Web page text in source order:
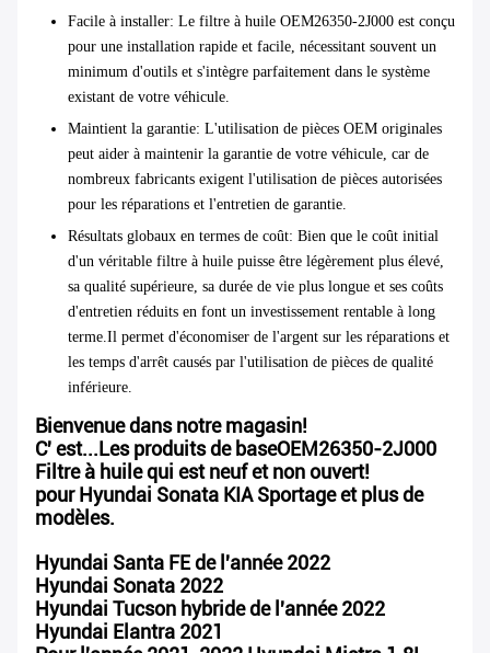
Facile à installer: Le filtre à huile OEM26350-2J000 est conçu
pour une installation rapide et facile, nécessitant souvent un
minimum d'outils et s'intègre parfaitement dans le système
existant de votre véhicule.
Maintient la garantie: L'utilisation de pièces OEM originales
peut aider à maintenir la garantie de votre véhicule, car de
nombreux fabricants exigent l'utilisation de pièces autorisées
pour les réparations et l'entretien de garantie.
Résultats globaux en termes de coût: Bien que le coût initial
d'un véritable filtre à huile puisse être légèrement plus élevé,
sa qualité supérieure, sa durée de vie plus longue et ses coûts
d'entretien réduits en font un investissement rentable à long
terme.Il permet d'économiser de l'argent sur les réparations et
les temps d'arrêt causés par l'utilisation de pièces de qualité
inférieure.
Bienvenue dans notre magasin!
C' est...Les produits de baseOEM26350-2J000
Filtre à huile qui est neuf et non ouvert!
pour Hyundai Sonata KIA Sportage et plus de
modèles.
Hyundai Santa FE de l'année 2022
Hyundai Sonata 2022
Hyundai Tucson hybride de l'année 2022
Hyundai Elantra 2021